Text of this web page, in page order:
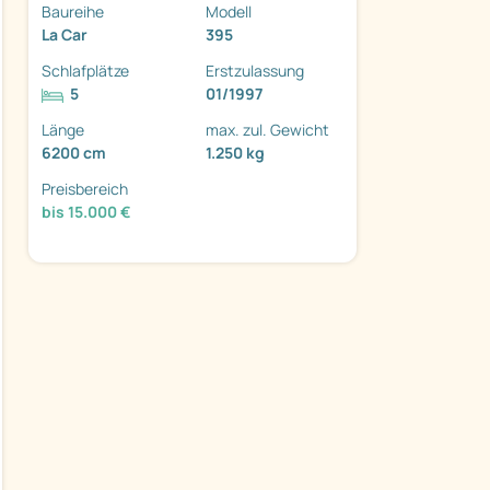
Baureihe
La Car
Modell
395
Schlafplätze
5
Erstzulassung
01/1997
Länge
6200 cm
max. zul. Gewicht
1.250 kg
Preisbereich
bis 15.000 €